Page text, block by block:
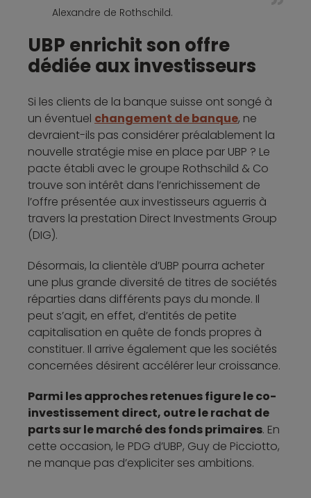
Alexandre de Rothschild.
UBP enrichit son offre
dédiée aux investisseurs
Si les clients de la banque suisse ont songé à
un éventuel changement de banque, ne
devraient-ils pas considérer préalablement la
nouvelle stratégie mise en place par UBP ? Le
pacte établi avec le groupe Rothschild & Co
trouve son intérêt dans l’enrichissement de
l’offre présentée aux investisseurs aguerris à
travers la prestation Direct Investments Group
(DIG).
Désormais, la clientèle d’UBP pourra acheter
une plus grande diversité de titres de sociétés
réparties dans différents pays du monde. Il
peut s’agit, en effet, d’entités de petite
capitalisation en quête de fonds propres à
constituer. Il arrive également que les sociétés
concernées désirent accélérer leur croissance.
Parmi les approches retenues figure le co-
investissement direct, outre le rachat de
parts sur le marché des fonds primaires. En
cette occasion, le PDG d’UBP, Guy de Picciotto,
ne manque pas d’expliciter ses ambitions.